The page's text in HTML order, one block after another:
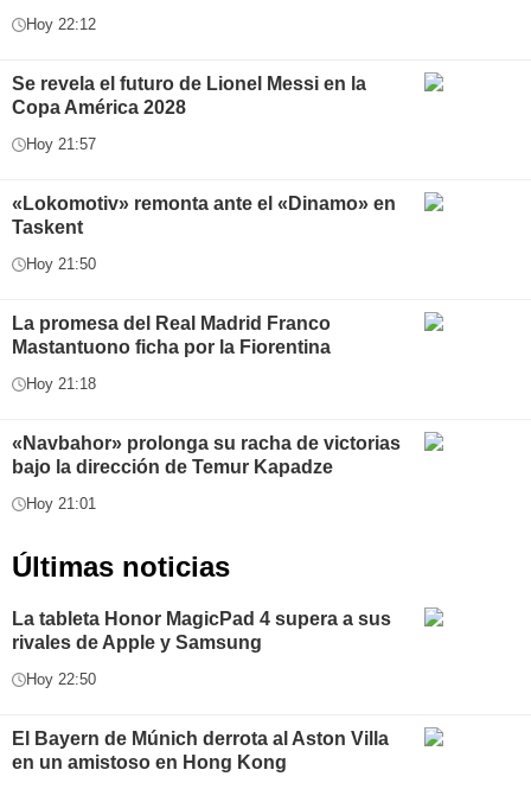
Hoy 22:12
Se revela el futuro de Lionel Messi en la
Copa América 2028
Hoy 21:57
«Lokomotiv» remonta ante el «Dinamo» en
Taskent
Hoy 21:50
La promesa del Real Madrid Franco
Mastantuono ficha por la Fiorentina
Hoy 21:18
«Navbahor» prolonga su racha de victorias
bajo la dirección de Temur Kapadze
Hoy 21:01
Últimas noticias
La tableta Honor MagicPad 4 supera a sus
rivales de Apple y Samsung
Hoy 22:50
El Bayern de Múnich derrota al Aston Villa
en un amistoso en Hong Kong